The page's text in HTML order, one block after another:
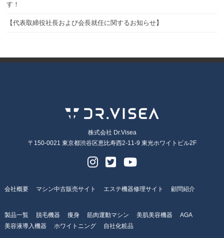
す！
【代表取締役社長および会長就任に関するお知らせ】
株式会社 Dr.Visea
〒150-0021 東京都渋谷区恵比寿西2-11-9 東光ホワイトビル2F
会社概要 マシン中古販売サイト エステ機器修理サイト 顧問紹介
製品一覧 脱毛機器 痩身 筋肉運動マシン 美肌美容機器
AGA
美容液導入機器
ホワイトニング 自社化粧品